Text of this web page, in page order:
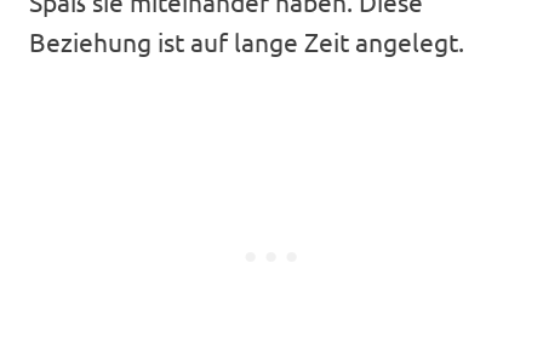
Beziehung ist auf lange Zeit angelegt.